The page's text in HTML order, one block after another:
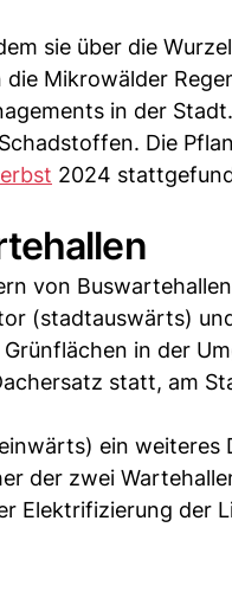
sie über die
Mikrowälder
in der Stadt.
Die
2024
von
(stadtauswärts)
in der
statt, am
ein weiteres
der zwei
Elektrifizierung der